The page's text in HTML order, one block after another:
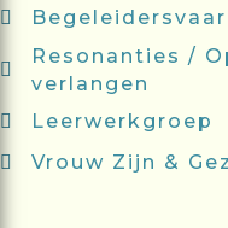
Resonanties /
verlangen
Leerwerkgroep
Vrouw Zijn &